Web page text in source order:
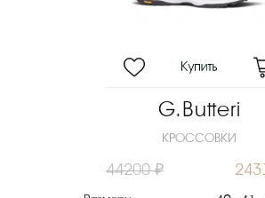
G.Butteri
КРОССОВКИ
44200 ₽